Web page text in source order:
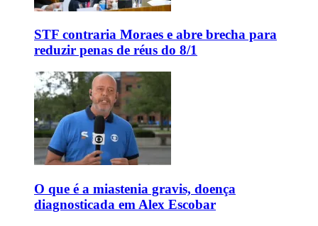
STF contraria Moraes e abre brecha para
reduzir penas de réus do 8/1
O que é a miastenia gravis, doença
diagnosticada em Alex Escobar